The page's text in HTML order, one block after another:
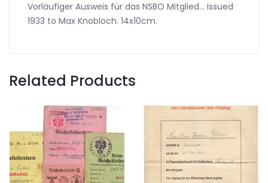
Vorläufiger Ausweis für das NSBO Mitglied… Issued
1933 to Max Knobloch. 14x10cm.
Related Products